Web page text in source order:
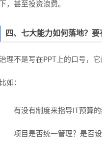
下，甚至投资浪费。
四、七大能力如何落地？
治理不是写在PPT上的口号，
比如：
有没有制度来指导IT预算的
项目是否统一管理？是否